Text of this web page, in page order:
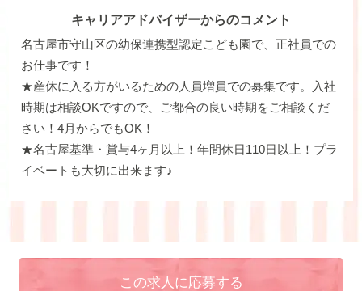
キャリアアドバイザーからのコメント
名古屋市守山区の幼保連携型認定こども園で、正社員での
お仕事です！
★産休に入る方がいるための人員増員での募集です。入社
時期は相談OKですので、ご都合の良い時期をご相談くだ
さい！4月からでもOK！
★名古屋基準・賞与4ヶ月以上！年間休日110日以上！プラ
イベートも大切に出来ます♪
この求人に応募する